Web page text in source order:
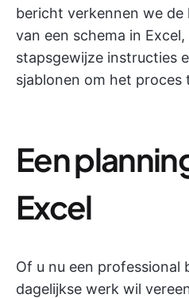
bericht verkennen we
van een schema in
stapsgewijze instructies
sjablonen om het proces
Een
Excel
Of u nu een professional
dagelijkse werk wil